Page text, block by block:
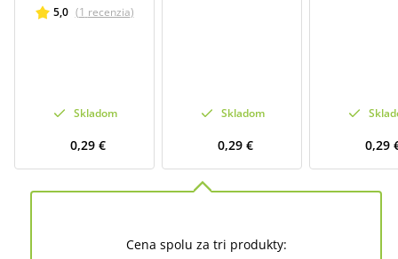
5,0 (1 recenzia)
Skladom
0,29 €
Skladom
0,29 € 0,29
Cena spolu za tri produkty: